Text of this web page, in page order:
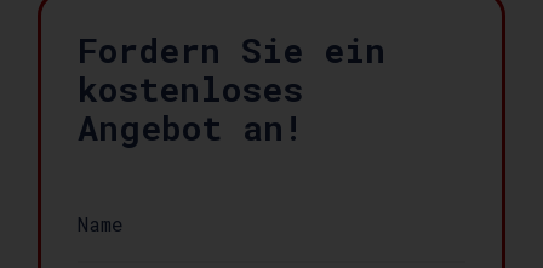
Fordern Sie ein
kostenloses
Angebot an!